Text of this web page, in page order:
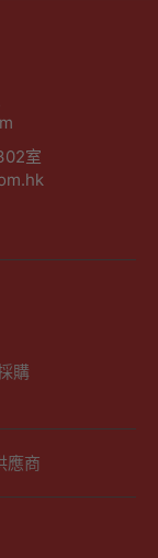
室
購
應商